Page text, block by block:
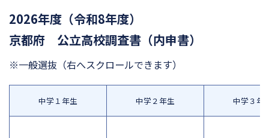
2026年度（令和8年度）
京都府 公立高校調査書（内申書）
※一般選抜 （右へスクロールできます）
中学１年生 中学２年生 中学３年